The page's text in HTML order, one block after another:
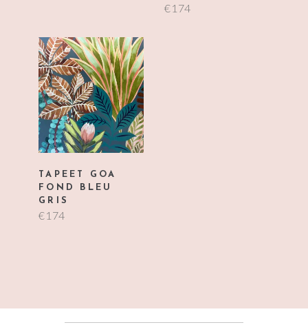
€174
TAPEET GOA
FOND BLEU
GRIS
€174